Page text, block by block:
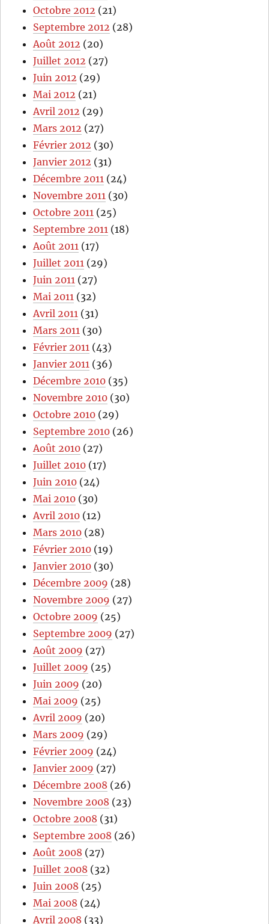
Octobre 2012 (21)
Septembre 2012 (28)
Août 2012 (20)
Juillet 2012 (27)
Juin 2012 (29)
Mai 2012 (21)
Avril 2012 (29)
Mars 2012 (27)
Février 2012 (30)
Janvier 2012 (31)
Décembre 2011 (24)
Novembre 2011 (30)
Octobre 2011 (25)
Septembre 2011 (18)
Août 2011 (17)
Juillet 2011 (29)
Juin 2011 (27)
Mai 2011 (32)
Avril 2011 (31)
Mars 2011 (30)
Février 2011 (43)
Janvier 2011 (36)
Décembre 2010 (35)
Novembre 2010 (30)
Octobre 2010 (29)
Septembre 2010 (26)
Août 2010 (27)
Juillet 2010 (17)
Juin 2010 (24)
Mai 2010 (30)
Avril 2010 (12)
Mars 2010 (28)
Février 2010 (19)
Janvier 2010 (30)
Décembre 2009 (28)
Novembre 2009 (27)
Octobre 2009 (25)
Septembre 2009 (27)
Août 2009 (27)
Juillet 2009 (25)
Juin 2009 (20)
Mai 2009 (25)
Avril 2009 (20)
Mars 2009 (29)
Février 2009 (24)
Janvier 2009 (27)
Décembre 2008 (26)
Novembre 2008 (23)
Octobre 2008 (31)
Septembre 2008 (26)
Août 2008 (27)
Juillet 2008 (32)
Juin 2008 (25)
Mai 2008 (24)
Avril 2008 (33)